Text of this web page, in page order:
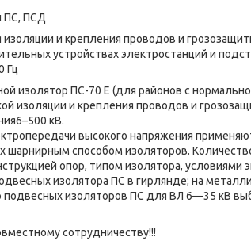
ПС, ПСД
и крепления проводов и
устройствах электростанций и
Гц
изолятор ПС-70 Е (для районов с
изоляции и крепления проводов и
кВ.
высокого напряжения
способом изоляторов.
опор, типом изолятора, условиями
изолятора ПС в гирлянде; на
подвесных изоляторов ПС для ВЛ 6—35 кВ
сотрудничеству!!!